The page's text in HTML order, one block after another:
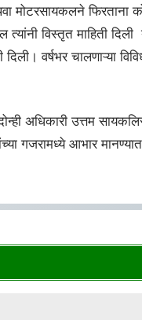
फिरताना
विस्तृत माहिती
चालणाऱ्या विविध
अधिकारी उत्तम
गजरामध्ये आभार